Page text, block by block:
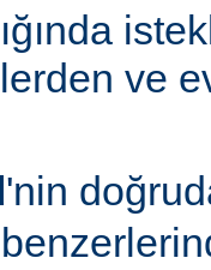
ve
'nin